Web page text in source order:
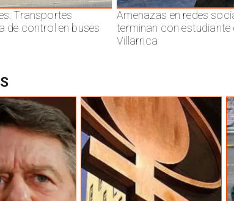
Transportes
de control en buses
Amenazas en redes
terminan con estudiante
Villarrica